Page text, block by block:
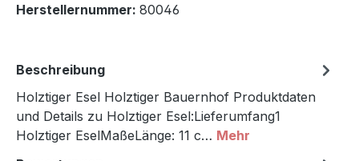
Herstellernummer: 80046
Beschreibung
Holztiger Esel Holztiger Bauernhof Produktdaten
und Details zu Holztiger Esel:Lieferumfang1
Holztiger EselMaßeLänge: 11 c… Mehr